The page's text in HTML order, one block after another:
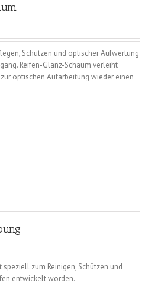
Schützen und optischer Aufwertung
Reifen-Glanz-Schaum verleiht
optischen Aufarbeitung wieder einen
speziell zum Reinigen, Schützen und
entwickelt worden.